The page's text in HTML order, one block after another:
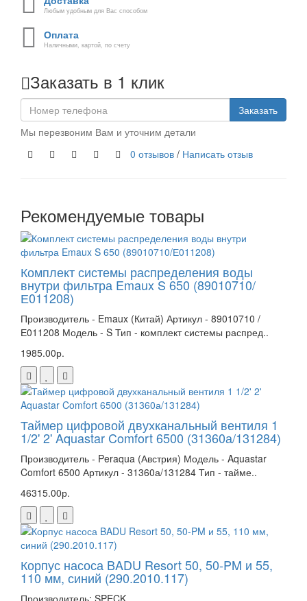
Любым удобным для Вас способом
Оплата
Наличными, картой, по счету
Заказать в 1 клик
Заказать
Мы перезвоним Вам и уточним детали
0 отзывов / Написать отзыв
Рекомендуемые товары
Комплект системы распределения воды
внутри фильтра Emaux S 650 (89010710/
Е011208)
Производитель - Emaux (Китай) Артикул - 89010710 /
Е011208 Модель - S Тип - комплект системы распред..
1985.00р.
Таймер цифровой двухканальный вентиля 1
1/2' 2' Aquastar Comfort 6500 (31360а/131284)
Производитель - Peraqua (Австрия) Модель - Aquastar
Comfort 6500 Артикул - 31360а/131284 Тип - тайме..
46315.00р.
Корпус насоса BADU Resort 50, 50-PM и 55,
110 мм, синий (290.2010.117)
Производитель: SPECK